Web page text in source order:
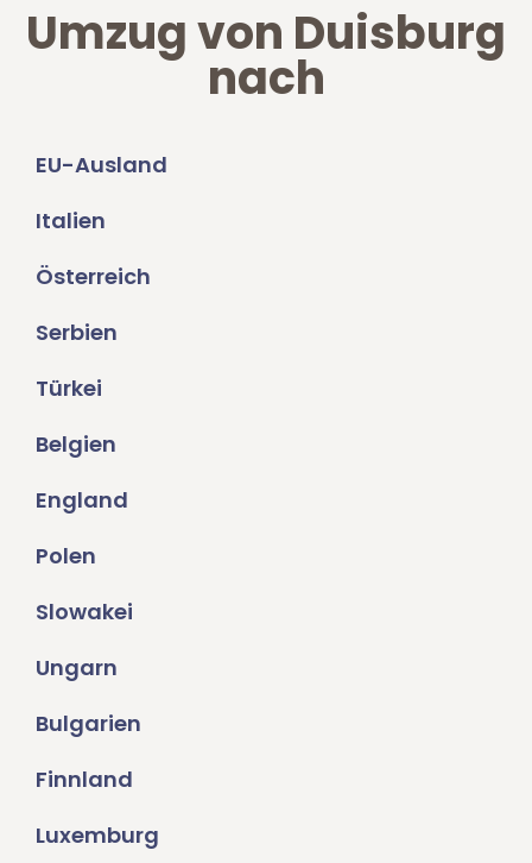
Umzug von Duisburg
nach
EU-Ausland
Italien
Österreich
Serbien
Türkei
Belgien
England
Polen
Slowakei
Ungarn
Bulgarien
Finnland
Luxemburg